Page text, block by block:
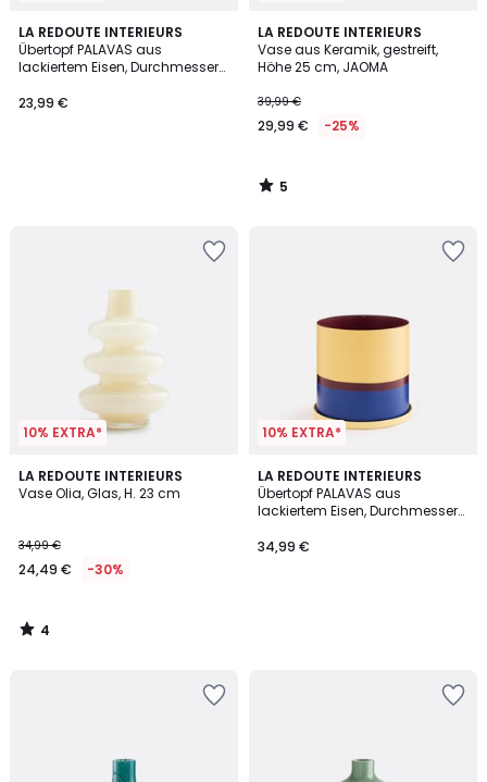
LA REDOUTE INTERIEURS
Übertopf PALAVAS aus
lackiertem Eisen, Durchmesser
23,99 €
LA REDOUTE INTERIEURS
Vase aus Keramik, gestreift,
Höhe 25 cm, JAOMA
39,99 €
29,99 € -25%
5
/
5
5
/
10% EXTRA*
LA REDOUTE INTERIEURS
Vase Olia, Glas, H. 23 cm
34,99 €
24,49 € -30%
4
/
4
/
10% EXTRA*
LA REDOUTE INTERIEURS
Übertopf PALAVAS aus
lackiertem Eisen, Durchmesser
34,99 €